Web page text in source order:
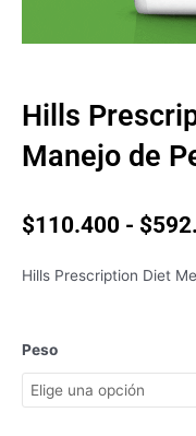
Hills
Manejo de
$110.400 - $
Hills Prescription Diet
Peso
Hills
Prescription
Diet